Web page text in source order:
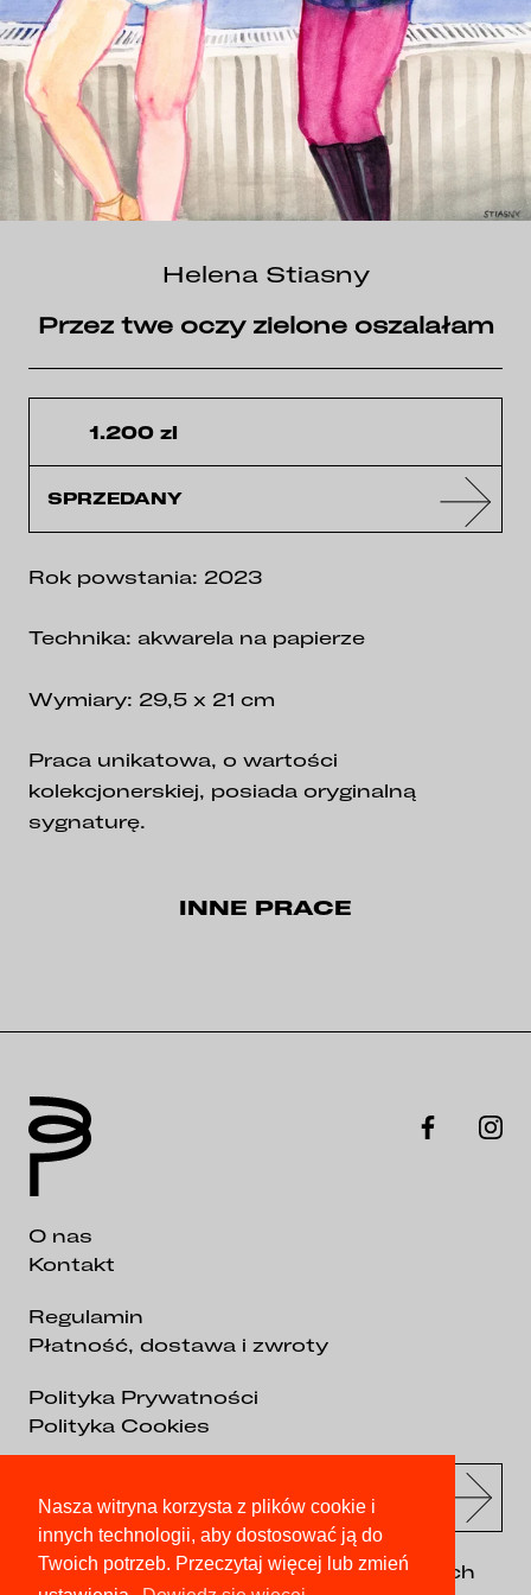
Nasza witryna korzysta z plików cookie i
innych technologii, aby dostosować ją do
Twoich potrzeb. Przeczytaj więcej lub zmień
Helena Stiasny
Przez twe oczy zielone oszalałam
1.200 zl
SPRZEDANY
Rok powstania: 2023
Technika: akwarela na papierze
Wymiary: 29,5 x 21 cm
Praca unikatowa, o wartości
kolekcjonerskiej, posiada oryginalną
sygnaturę.
INNE PRACE
O nas
Kontakt
Regulamin
Płatność, dostawa i zwroty
Polityka Prywatności
Polityka Cookies
Uzyskaj wcześniejszy dostęp do nowych